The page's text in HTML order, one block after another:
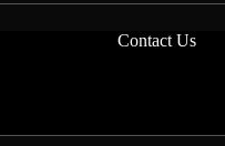
Contact Us